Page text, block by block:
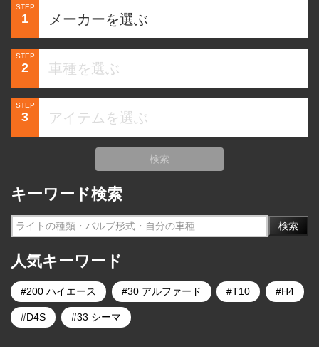
STEP
1
STEP
2
STEP
3
検索
キーワード検索
検索
人気キーワード
200 ハイエース 30 アルファード T10 H4
D4S 33 シーマ